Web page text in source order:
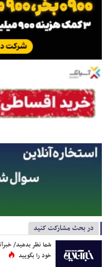
در بحث مشارکت کنید
شما نظر بدهید/
خود را بگویید